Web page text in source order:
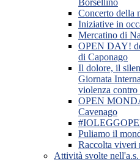
Borsellino
Concerto della
Iniziative in
Mercatino di
OPEN DAY!
di Caponago
Il dolore, il
Giornata
violenza contro
OPEN
Cavenago
Puliamo il
Raccolta viveri
Attività svolte